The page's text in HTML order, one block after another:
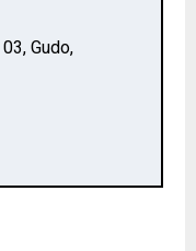
Gudo,